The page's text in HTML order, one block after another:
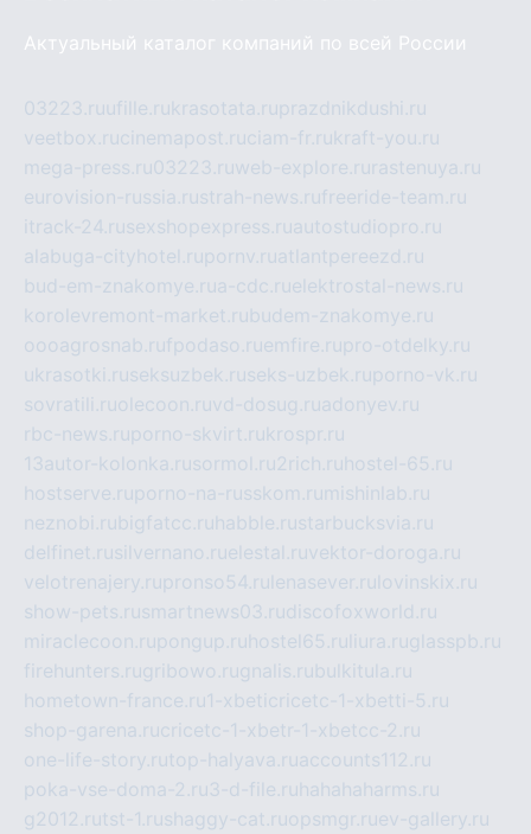
Актуальный каталог компаний по всей России
03223.ruufille.rukrasotata.ruprazdnikdushi.ru
veetbox.rucinemapost.ruciam-fr.rukraft-you.ru
mega-press.ru03223.ruweb-explore.ru rastenuya.ru
eurovision-russia.rustrah-news.rufreeride-team.ru
itrack-24.rusexshopexpress.ruautostudiopro.ru
alabuga-cityhotel.rupornv.ruatlantpereezd.ru
bud-em-znakomye.rua-cdc.ruelektrostal-news.ru
korolevremont-market.rubudem-znakomye.ru
oooagrosnab.rufpodaso.ruemfire.rupro-otdelky.ru
ukrasotki.ruseksuzbek.ruseks-uzbek.ruporno-vk.ru
sovratili.ruolecoon.ruvd-dosug.ruadonyev.ru
rbc-news.ruporno-skvirt.rukrospr.ru
13autor-kolonka.rusormol.ru2rich.ru hostel-65.ru
hostserve.ruporno-na-russkom.ru mishinlab.ru
neznobi.rubigfatcc.ru habble.rustarbucksvia.ru
delfinet.rusilvernano.ruelestal.ruvektor-doroga.ru
velotrenajery.rupronso54.ru lenasever.ru lovinskix.ru
show-pets.rusmartnews03.rudiscofoxworld.ru
miraclecoon.rupongup.ru hostel65.ru liura.ruglasspb.ru
firehunters.rugribowo.rugnalis.rubulkitula.ru
hometown-france.ru1-xbeticricetc-1-xbetti-5.ru
shop-garena.rucricetc-1-xbetr-1-xbetcc-2.ru
one-life-story.rutop-halyava.ruaccounts112.ru
poka-vse-doma-2.ru3-d-file.ru hahahaharms.ru
g2012.rutst-1.rushaggy-cat.ruopsmgr.ruev-gallery.ru